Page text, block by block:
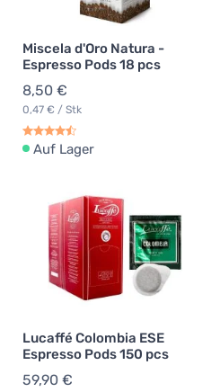
Miscela d'Oro Natura -
Espresso Pods 18 pcs
8,50 €
0,47 € / Stk
Auf Lager
Lucaffé Colombia ESE
Espresso Pods 150 pcs
59,90 €